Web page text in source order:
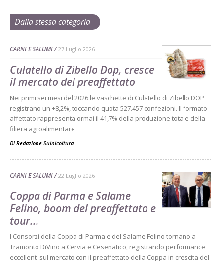
Dalla stessa categoria
CARNI E SALUMI 27 Luglio 2026
Culatello di Zibello Dop, cresce
il mercato del preaffettato
Nei primi sei mesi del 2026 le vaschette di Culatello di Zibello DOP
registrano un +8,2%, toccando quota 527.457 confezioni. Il formato
affettato rappresenta ormai il 41,7% della produzione totale della
filiera agroalimentare
Di Redazione Suinicoltura -
CARNI E SALUMI 22 Luglio 2026
Coppa di Parma e Salame
Felino, boom del preaffettato e
tour...
I Consorzi della Coppa di Parma e del Salame Felino tornano a
Tramonto DiVino a Cervia e Cesenatico, registrando performance
eccellenti sul mercato con il preaffettato della Coppa in crescita del